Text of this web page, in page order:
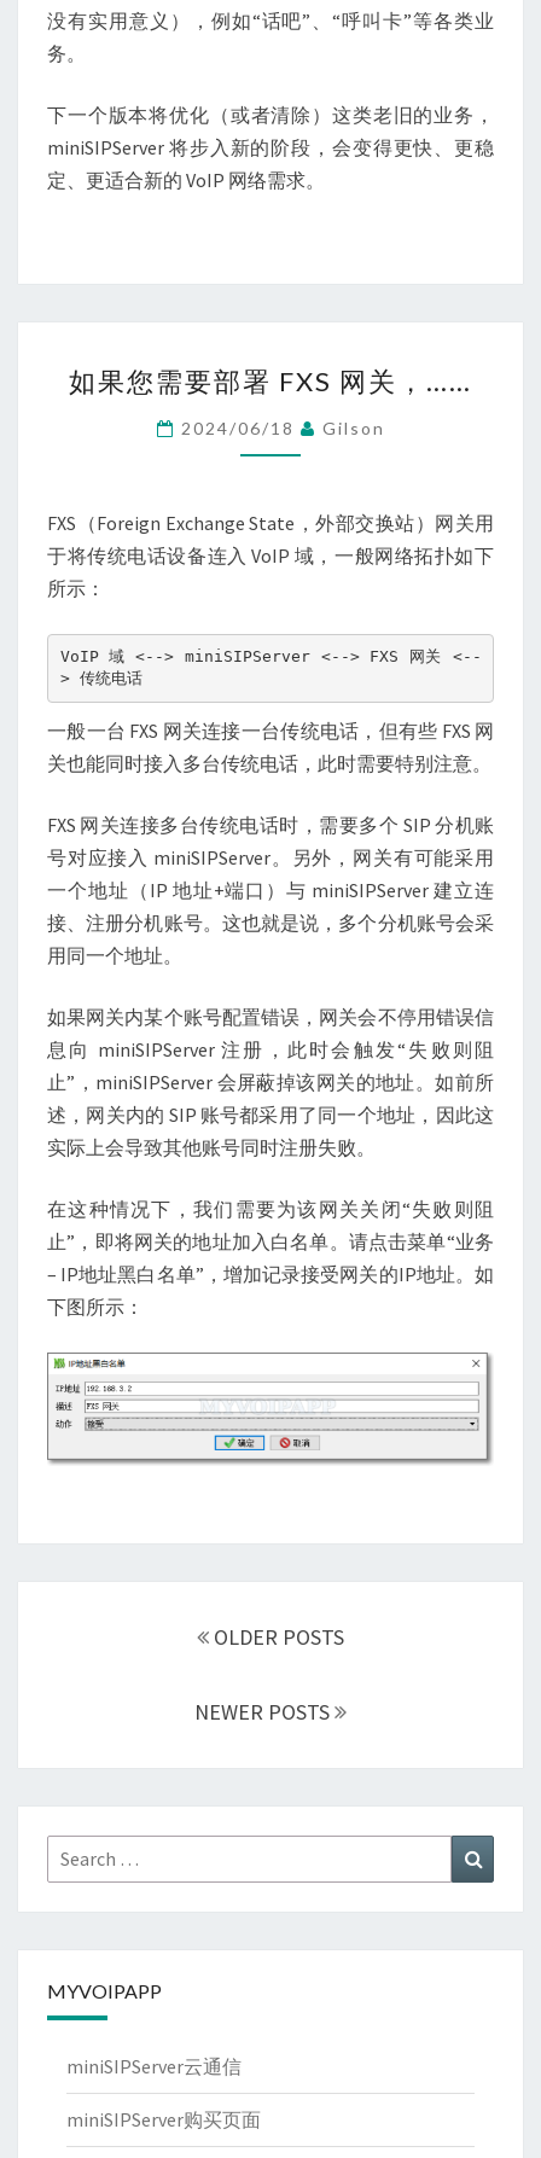
没有实用意义），例如“话吧”、“呼叫卡”等各类业
务。
下一个版本将优化（或者清除）这类老旧的业务，
miniSIPServer 将步入新的阶段，会变得更快、更稳
定、更适合新的 VoIP 网络需求。
果
您
需
部
署
关，
如果您需要部署 FXS 网关，……
2024/06/18 Gilson
FXS（Foreign Exchange State，外部交换站）网关用
于将传统电话设备连入 VoIP 域，一般网络拓扑如下
所示：
VoIP 域 <--> miniSIPServer <--> FXS 网关 <--
> 传统电话
一般一台 FXS 网关连接一台传统电话，但有些 FXS 网
关也能同时接入多台传统电话，此时需要特别注意。
FXS 网关连接多台传统电话时，需要多个 SIP 分机账
号对应接入 miniSIPServer。另外，网关有可能采用
一个地址（IP 地址+端口）与 miniSIPServer 建立连
接、注册分机账号。这也就是说，多个分机账号会采
用同一个地址。
如果网关内某个账号配置错误，网关会不停用错误信
息向 miniSIPServer 注册，此时会触发“失败则阻
止”，miniSIPServer 会屏蔽掉该网关的地址。如前所
述，网关内的 SIP 账号都采用了同一个地址，因此这
实际上会导致其他账号同时注册失败。
在这种情况下，我们需要为该网关关闭“失败则阻
止”，即将网关的地址加入白名单。请点击菜单“业务
– IP地址黑白名单”，增加记录接受网关的IP地址。如
下图所示：
OLDER POSTS
NEWER POSTS
Search
for:
MYVOIPAPP
miniSIPServer云通信
miniSIPServer购买页面